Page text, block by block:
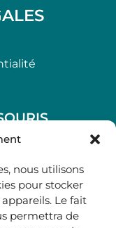
nous utilisons
pour stocker
Le fait
permettra de